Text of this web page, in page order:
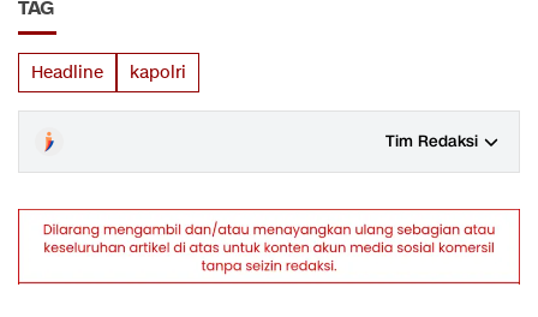
TAG
Headline kapolri
Tim Redaksi